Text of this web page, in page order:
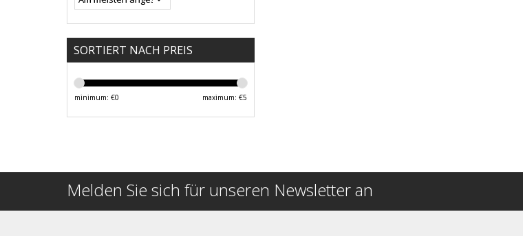
SORTIERT NACH PREIS
minimum: €0 maximum: €5
Melden Sie sich für unseren Newsletter an